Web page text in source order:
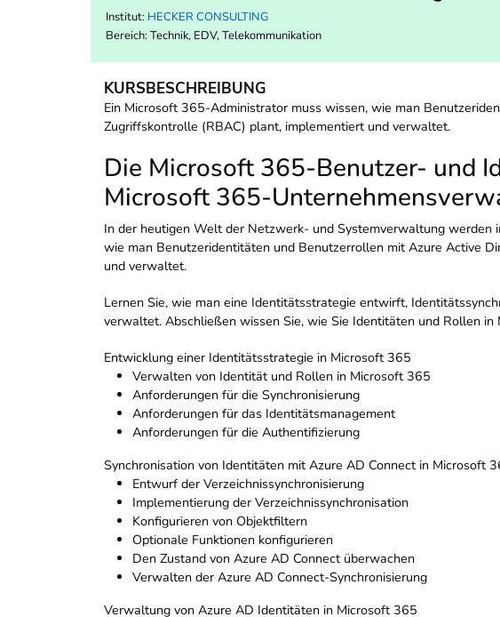
Institut: HECKER CONSULTING
Bereich: Technik, EDV, Telekommunikation
KURSBESCHREIBUNG
Ein Microsoft 365-Administrator muss wissen, wie man
Zugriffskontrolle (RBAC) plant, implementiert und verwaltet.
Die Microsoft 365-Benutzer- und
Microsoft 365-
In der heutigen Welt der Netzwerk- und Systemverwaltung
wie man Benutzeridentitäten und Benutzerrollen mit Azure Active
und verwaltet.
Lernen Sie, wie man eine Identitätsstrategie entwirft,
verwaltet. Abschließen wissen Sie, wie Sie Identitäten und Rollen
Entwicklung einer Identitätsstrategie in Microsoft 365
Verwalten von Identität und Rollen in Microsoft 365
Anforderungen für die Synchronisierung
Anforderungen für das Identitätsmanagement
Anforderungen für die Authentifizierung
Synchronisation von Identitäten mit Azure AD Connect in Microsoft
Entwurf der Verzeichnissynchronisierung
Implementierung der Verzeichnissynchronisation
Konfigurieren von Objektfiltern
Optionale Funktionen konfigurieren
Den Zustand von Azure AD Connect überwachen
Verwalten der Azure AD Connect-Synchronisierung
Verwaltung von Azure AD Identitäten in Microsoft 365